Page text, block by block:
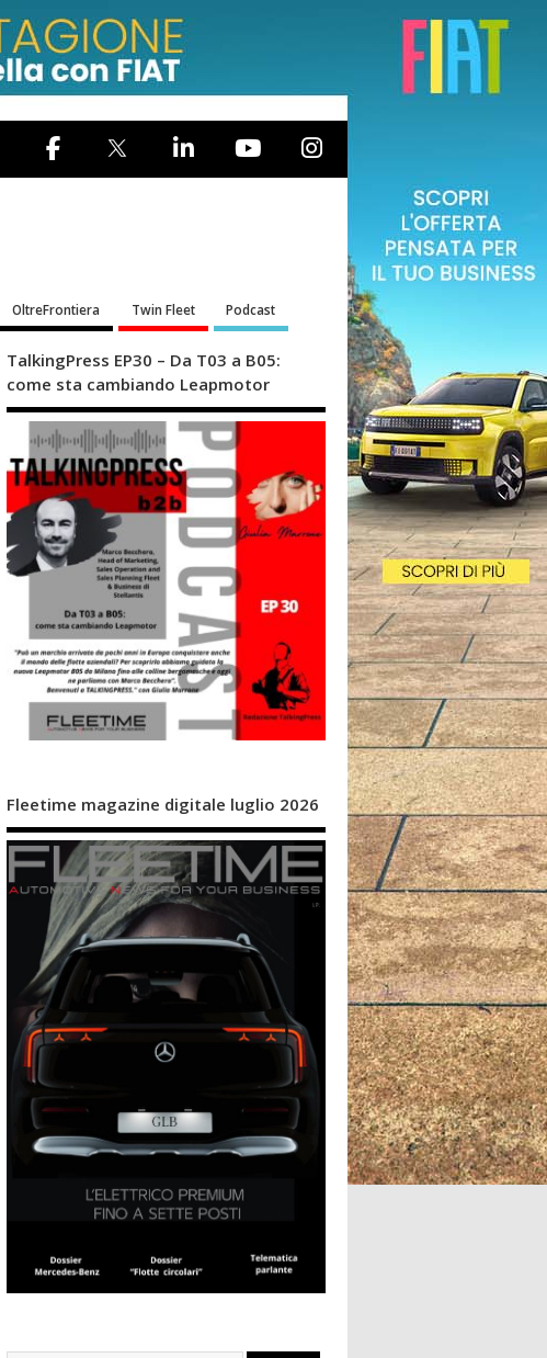
OltreFrontiera Twin Fleet Podcast
TalkingPress EP30 – Da T03 a B05:
come sta cambiando Leapmotor
Fleetime magazine digitale luglio 2026